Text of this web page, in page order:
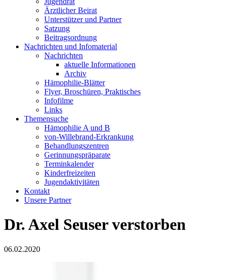
Ärztlicher Beirat
Unterstützer und Partner
Satzung
Beitragsordnung
Nachrichten und Infomaterial
Nachrichten
aktuelle Informationen
Archiv
Hämophilie-Blätter
Flyer, Broschüren, Praktisches
Infofilme
Links
Themensuche
Hämophilie A und B
von-Willebrand-Erkrankung
Behandlungszentren
Gerinnungspräparate
Terminkalender
Kinderfreizeiten
Jugendaktivitäten
Kontakt
Unsere Partner
Dr. Axel Seuser verstorben
06.02.2020